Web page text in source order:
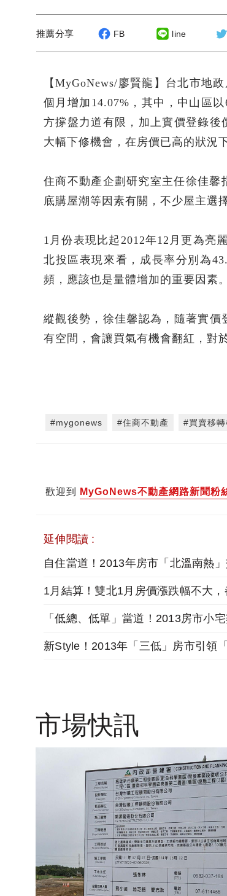
推薦分享 FB line
【MyGoNews/廖賢龍】台北市地
個月增加14.07%，其中，中山區
方撐盤力道有限，加上實價登錄
大幅下修機會，在房價已高的狀況
住商不動產企劃研究室主任徐佳馨
底購屋潮等因素有關，不少屋主選
1月份表現比起2012年12月更為亮
北投區表現來看，成長率分別為
頻，應該也是量體增加的重要因素。
縱觀後勢，徐佳馨認為，隨著實
有空間，會讓買氣有機會翻紅，對
#mygonews #住商不動產 #買賣移
歡迎到 MyGoNews不動產網路新聞粉
延伸閱讀 :
自住當道！2013年房市「北溫南熱
1月結算！雙北1月房價漲跌幅不大
「低總、低單」當道！2013房市小
新Style！2013年「三低」房市引領
市場快訊